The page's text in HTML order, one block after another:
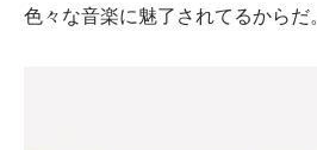
色々な音楽に魅了されてるからだ。